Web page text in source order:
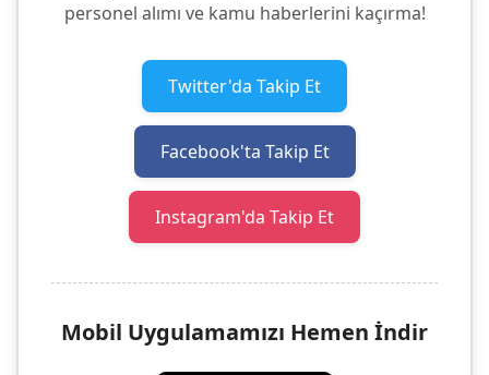
personel alımı ve kamu haberlerini kaçırma!
Twitter'da Takip Et
Facebook'ta Takip Et
Instagram'da Takip Et
Mobil Uygulamamızı Hemen İndir